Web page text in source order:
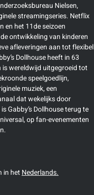
Nielsen,
streamingseries. Netflix
en het 11de seizoen
ontwikkeling van kinderen
afleveringen aan tot flexibel
Dollhouse heeft in 63
wereldwijd uitgegroeid tot
speelgoedlijn,
muziek, een
dat wekelijks door
Gabby’s Dollhouse terug te
op fan-evenementen
in hetNederlands.